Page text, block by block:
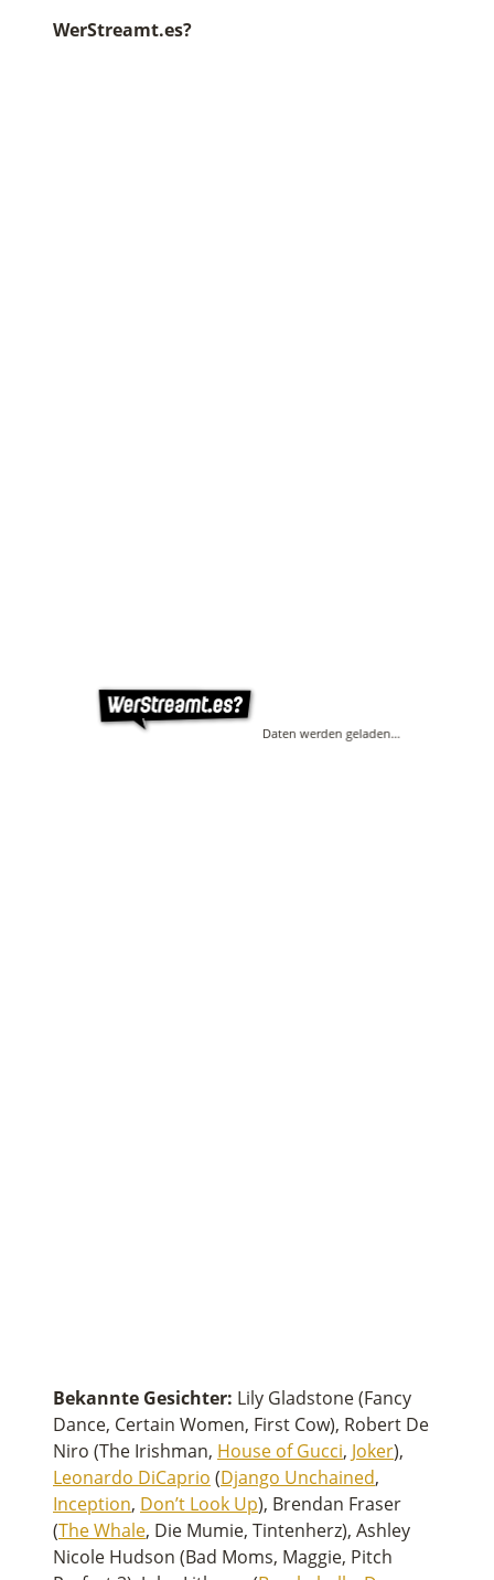
WerStreamt.es?
Daten werden geladen…
Bekannte Gesichter: Lily Gladstone (Fancy
Dance, Certain Women, First Cow), Robert De
Niro (The Irishman, House of Gucci, Joker),
Leonardo DiCaprio (Django Unchained,
Inception, Don’t Look Up), Brendan Fraser
(The Whale, Die Mumie, Tintenherz), Ashley
Nicole Hudson (Bad Moms, Maggie, Pitch